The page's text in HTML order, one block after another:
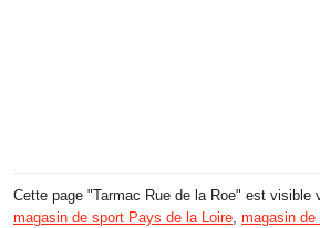
Cette page "Tarmac Rue de la Roe" est visible
magasin de sport Pays de la Loire, magasin de